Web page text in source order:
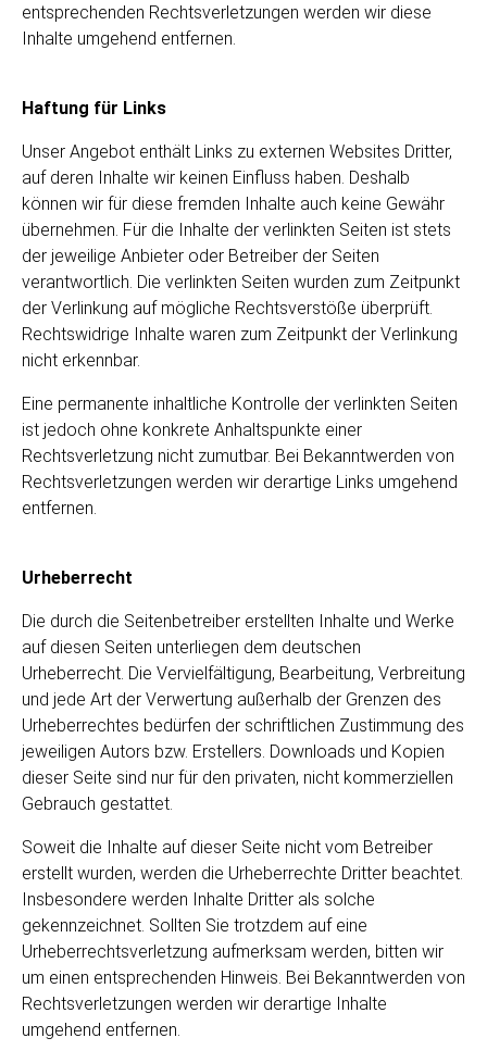
entsprechenden Rechtsverletzungen werden wir diese
Inhalte umgehend entfernen.
Haftung für Links
Unser Angebot enthält Links zu externen Websites Dritter,
auf deren Inhalte wir keinen Einfluss haben. Deshalb
können wir für diese fremden Inhalte auch keine Gewähr
übernehmen. Für die Inhalte der verlinkten Seiten ist stets
der jeweilige Anbieter oder Betreiber der Seiten
verantwortlich. Die verlinkten Seiten wurden zum Zeitpunkt
der Verlinkung auf mögliche Rechtsverstöße überprüft.
Rechtswidrige Inhalte waren zum Zeitpunkt der Verlinkung
nicht erkennbar.
Eine permanente inhaltliche Kontrolle der verlinkten Seiten
ist jedoch ohne konkrete Anhaltspunkte einer
Rechtsverletzung nicht zumutbar. Bei Bekanntwerden von
Rechtsverletzungen werden wir derartige Links umgehend
entfernen.
Urheberrecht
Die durch die Seitenbetreiber erstellten Inhalte und Werke
auf diesen Seiten unterliegen dem deutschen
Urheberrecht. Die Vervielfältigung, Bearbeitung, Verbreitung
und jede Art der Verwertung außerhalb der Grenzen des
Urheberrechtes bedürfen der schriftlichen Zustimmung des
jeweiligen Autors bzw. Erstellers. Downloads und Kopien
dieser Seite sind nur für den privaten, nicht kommerziellen
Gebrauch gestattet.
Soweit die Inhalte auf dieser Seite nicht vom Betreiber
erstellt wurden, werden die Urheberrechte Dritter beachtet.
Insbesondere werden Inhalte Dritter als solche
gekennzeichnet. Sollten Sie trotzdem auf eine
Urheberrechtsverletzung aufmerksam werden, bitten wir
um einen entsprechenden Hinweis. Bei Bekanntwerden von
Rechtsverletzungen werden wir derartige Inhalte
umgehend entfernen.